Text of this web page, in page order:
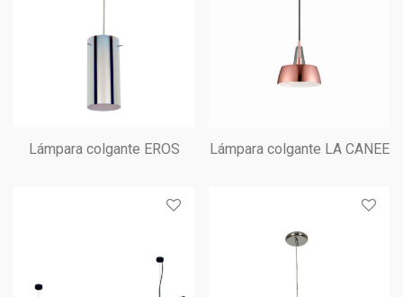
Lámpara colgante EROS Lámpara colgante LA CANEE